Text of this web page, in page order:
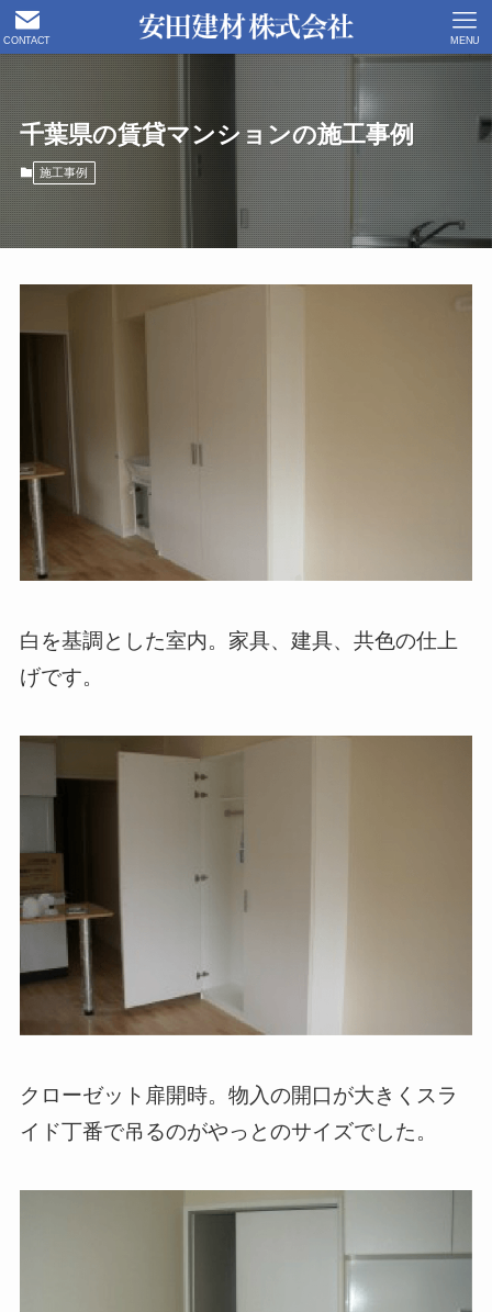
CONTACT MENU
千葉県の賃貸マンションの施工事例
施工事例
白を基調とした室内。家具、建具、共色の仕上
げです。
クローゼット扉開時。物入の開口が大きくスラ
イド丁番で吊るのがやっとのサイズでした。